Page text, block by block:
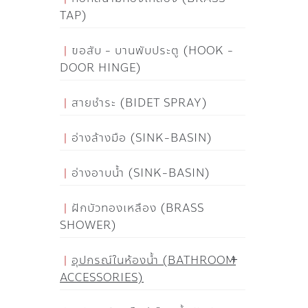
TAP)
ขอสับ - บานพับประตู (HOOK -
DOOR HINGE)
สายชำระ (BIDET SPRAY)
อ่างล้างมือ (SINK-BASIN)
อ่างอาบน้ำ (SINK-BASIN)
ฝักบัวทองเหลือง (BRASS
SHOWER)
อุปกรณ์ในห้องน้ำ (BATHROOM
ACCESSORIES)